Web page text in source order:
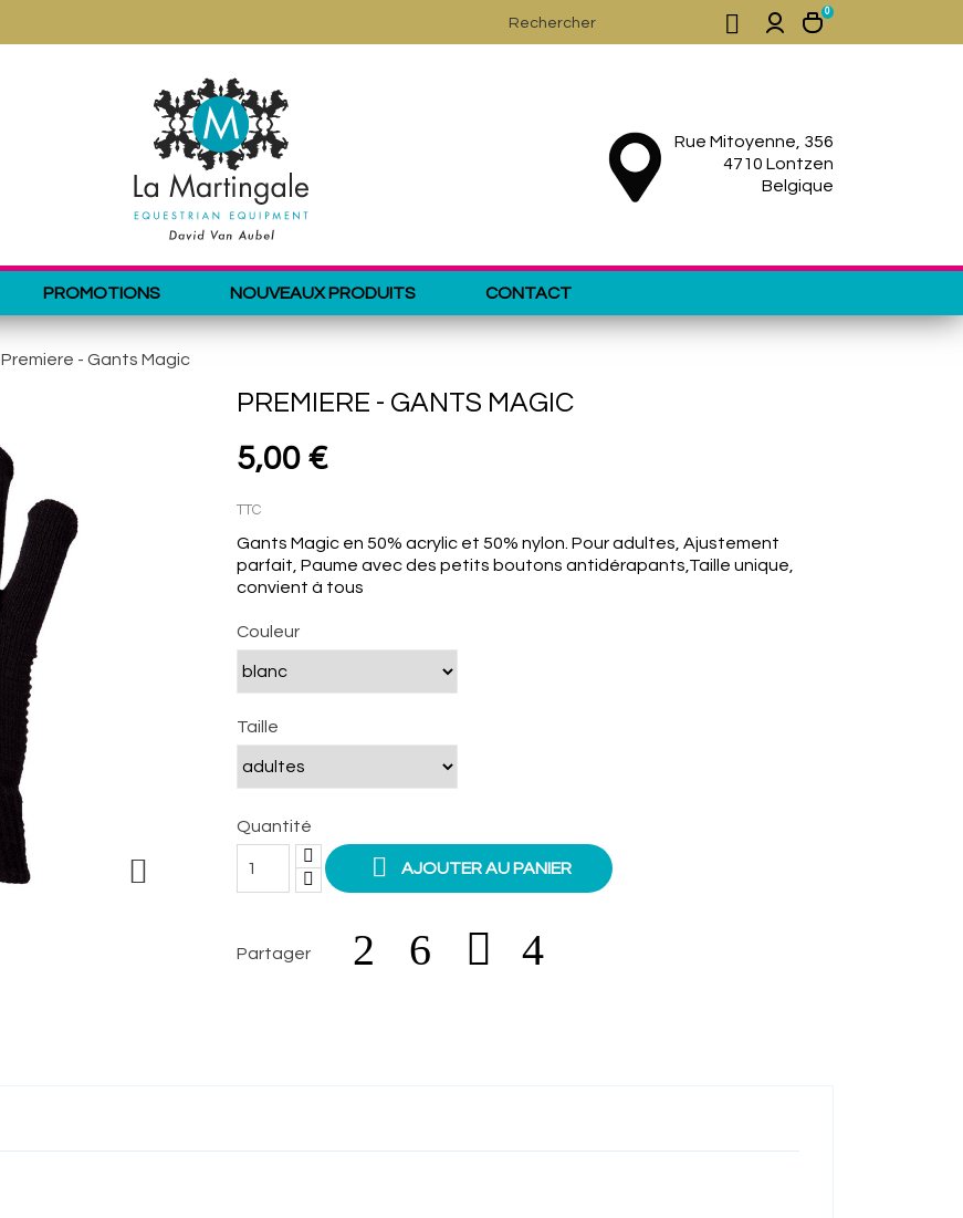
 0
Rue Mitoyenne, 356
4710 Lontzen
Belgique
PROMOTIONS NOUVEAUX PRODUITS CONTACT
Premiere - Gants Magic

PREMIERE - GANTS MAGIC
5,00 €
TTC
Gants Magic en 50% acrylic et 50% nylon. Pour adultes, Ajustement
parfait, Paume avec des petits boutons antidérapants,Taille unique,
convient à tous
Couleur
Taille
Quantité
 AJOUTER AU PANIER
Partager